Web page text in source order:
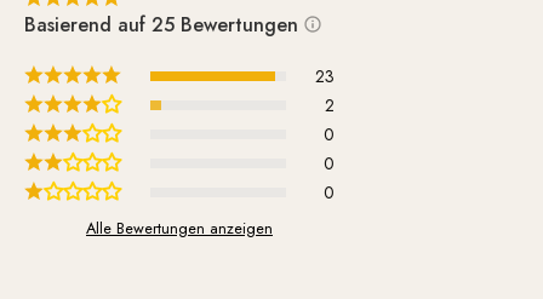
Basierend auf 25 Bewertungen
23
2
0
0
0
Alle Bewertungen anzeigen